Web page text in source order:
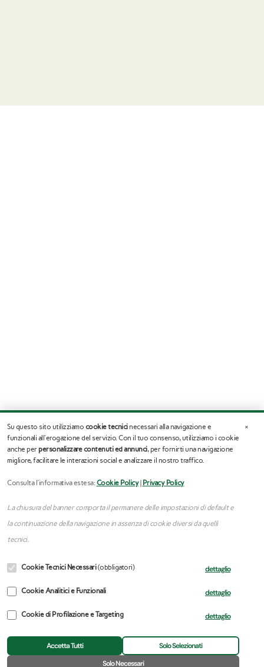
Copyright © 2025 | Stefano Assogna – P.iva:
14143251008
Realizzazione Siti web ProfessionaliKreativeroo
×
Su questo sito utilizziamo cookie tecnicinecessari alla navigazione e
funzionali all'erogazione del servizio. Con il tuo consenso, utilizziamo i cookie
anche per personalizzare contenuti ed annunci, per fornirti una navigazione
migliore, facilitare le interazioni social e analizzare il nostro traffico.
Consulta l'informativa estesa:Cookie Policy| Privacy Policy
La chiusura del banner comporta il permanere delle impostazioni di default e
la continuazione della navigazione in assenza di cookie diversi da quelli
tecnici.
Cookie Tecnici Necessari(obbligatori) dettaglio
Cookie Analitici e Funzionali dettaglio
Cookie di Profilazione e Targeting dettaglio
Accetta Tutti
Solo Selezionati
Solo Necessari